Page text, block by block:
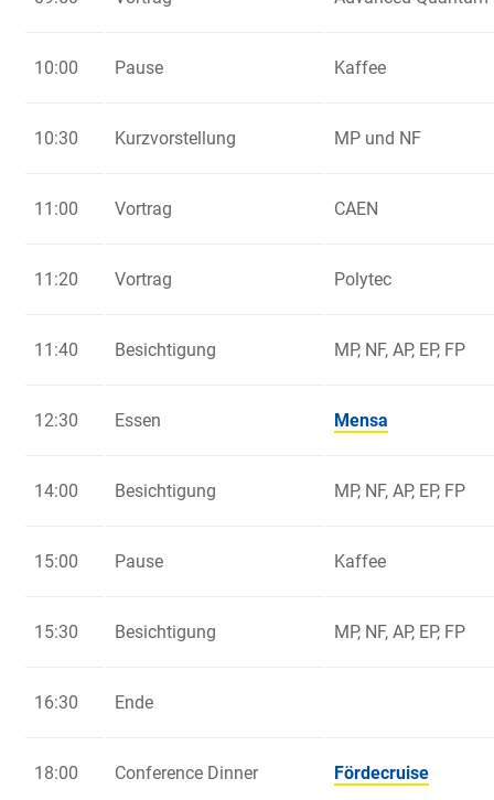
10:00 Pause Kaffee
10:30 Kurzvorstellung MP und NF
11:00 Vortrag CAEN
11:20 Vortrag Polytec
11:40 Besichtigung MP, NF, AP, EP, FP
12:30 Essen Mensa
14:00 Besichtigung MP, NF, AP, EP, FP
15:00 Pause Kaffee
15:30 Besichtigung MP, NF, AP, EP, FP
16:30 Ende
18:00 Conference Dinner Fördecruise